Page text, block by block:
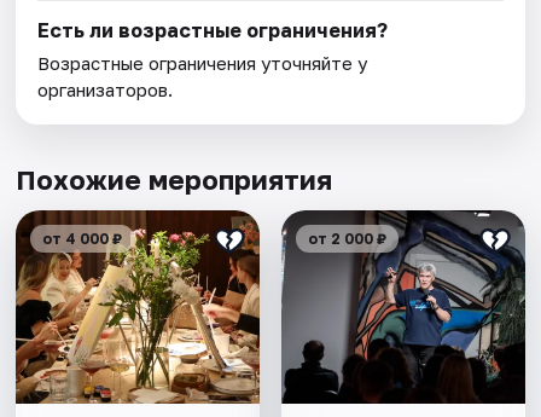
Есть ли возрастные ограничения?
Возрастные ограничения уточняйте у
организаторов.
Похожие мероприятия
от 4 000 ₽ от 2 000 ₽